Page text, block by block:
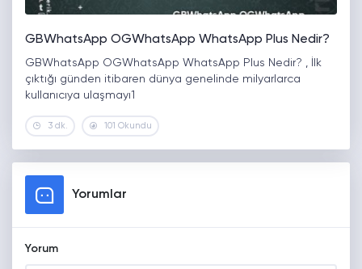
GBWhatsApp OGWhatsApp WhatsApp Plus Nedir?
GBWhatsApp OGWhatsApp WhatsApp Plus Nedir? , İlk
çıktığı günden itibaren dünya genelinde milyarlarca
kullanıcıya ulaşmayı1
3 dk. 101 Okundu
Yorumlar
Yorum